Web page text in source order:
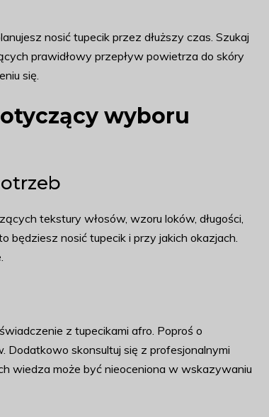
nosić tupecik przez dłuższy czas. Szukaj
prawidłowy przepływ powietrza do skóry
się.
wyboru
tekstury włosów, wzoru loków, długości,
będziesz nosić tupecik i przy jakich okazjach.
z tupecikami afro. Poproś o
Dodatkowo skonsultuj się z profesjonalnymi
wiedza może być nieoceniona w wskazywaniu